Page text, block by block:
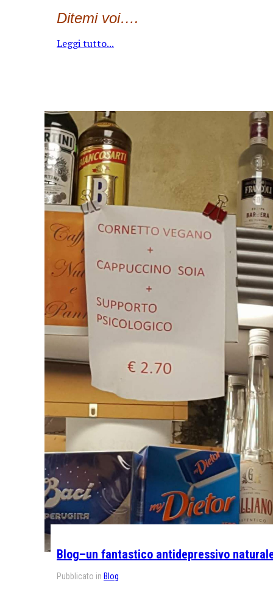
Ditemi voi….
Leggi tutto...
Blog–un fantastico antidepressivo
Pubblicato in Blog